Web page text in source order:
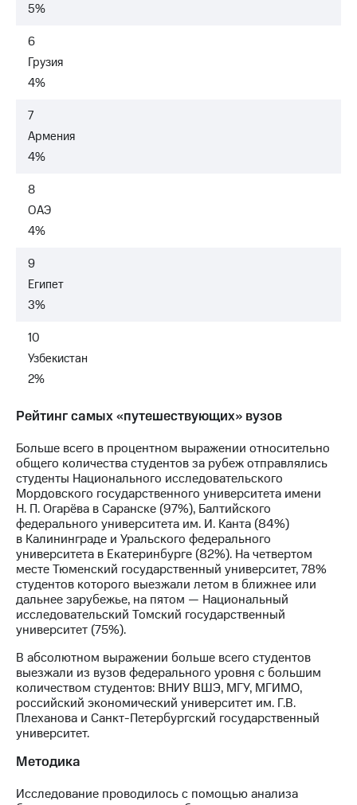
развитие
этика
На главную
5%
6
Грузия
4%
7
Армения
4%
8
ОАЭ
4%
9
Египет
3%
10
Узбекистан
2%
Рейтинг самых «путешествующих» вузов
Больше всего в процентном выражении относительно
общего количества студентов за рубеж отправлялись
студенты Национального исследовательского
Мордовского государственного университета имени
Н. П. Огарёва в Саранске (97%), Балтийского
федерального университета им. И. Канта (84%)
в Калининграде и Уральского федерального
университета в Екатеринбурге (82%). На четвертом
месте Тюменский государственный университет, 78%
студентов которого выезжали летом в ближнее или
дальнее зарубежье, на пятом — Национальный
исследовательский Томский государственный
университет (75%).
В абсолютном выражении больше всего студентов
выезжали из вузов федерального уровня с большим
количеством студентов: ВНИУ ВШЭ, МГУ, МГИМО,
российский экономический университет им. Г.В.
Плеханова и Санкт-Петербургский государственный
университет.
Методика
Исследование проводилось с помощью анализа